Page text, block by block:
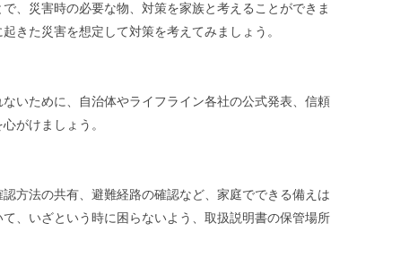
、災害時の必要な物、対策を家族と考えることができま
きた災害を想定して対策を考えてみましょう。
いために、自治体やライフライン各社の公式発表、信頼
がけましょう。
方法の共有、避難経路の確認など、家庭でできる備えは
、いざという時に困らないよう、取扱説明書の保管場所